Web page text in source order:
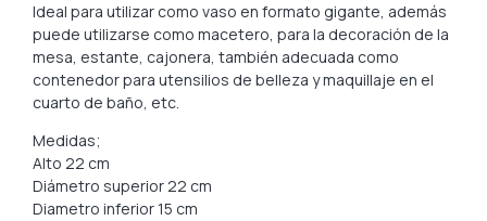
Ideal para utilizar como vaso en formato gigante, además
puede utilizarse como macetero, para la decoración de la
mesa, estante, cajonera, también adecuada como
contenedor para utensilios de belleza y maquillaje en el
cuarto de baño, etc.
Medidas;
Alto 22 cm
Diámetro superior 22 cm
Diametro inferior 15 cm